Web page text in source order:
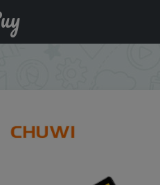
HiPad планшет на